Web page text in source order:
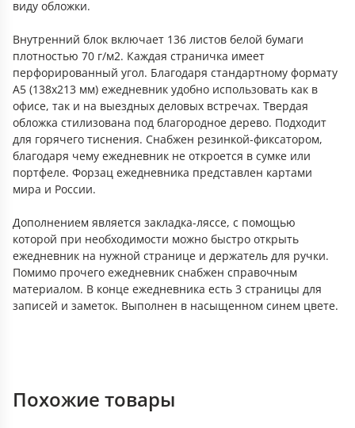
виду обложки.
Внутренний блок включает 136 листов белой бумаги
плотностью 70 г/м2. Каждая страничка имеет
перфорированный угол. Благодаря стандартному формату
А5 (138х213 мм) ежедневник удобно использовать как в
офисе, так и на выездных деловых встречах. Твердая
обложка стилизована под благородное дерево. Подходит
для горячего тиснения. Снабжен резинкой-фиксатором,
благодаря чему ежедневник не откроется в сумке или
портфеле. Форзац ежедневника представлен картами
мира и России.
Дополнением является закладка-ляссе, с помощью
которой при необходимости можно быстро открыть
ежедневник на нужной странице и держатель для ручки.
Помимо прочего ежедневник снабжен справочным
материалом. В конце ежедневника есть 3 страницы для
записей и заметок. Выполнен в насыщенном синем цвете.
Похожие товары